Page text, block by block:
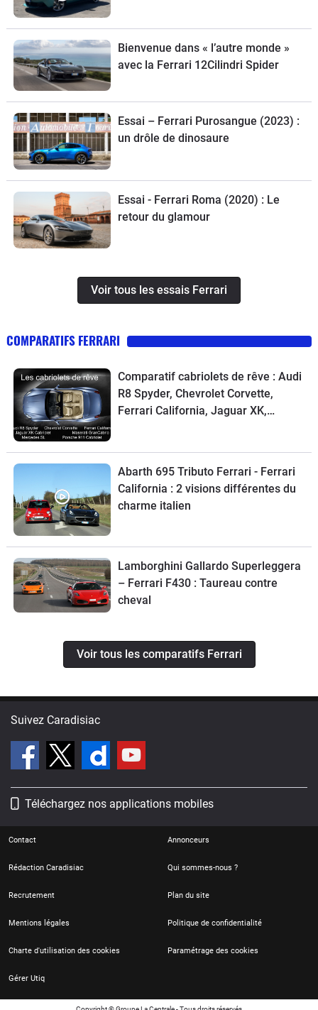
Bienvenue dans « l’autre monde »
avec la Ferrari 12Cilindri Spider
Essai – Ferrari Purosangue (2023) :
un drôle de dinosaure
Essai - Ferrari Roma (2020) : Le
retour du glamour
Voir tous les essais Ferrari
COMPARATIFS FERRARI
Comparatif cabriolets de rêve : Audi
R8 Spyder, Chevrolet Corvette,
Ferrari California, Jaguar XK,
Abarth 695 Tributo Ferrari - Ferrari
California : 2 visions différentes du
charme italien
Lamborghini Gallardo Superleggera
– Ferrari F430 : Taureau contre
cheval
Voir tous les comparatifs Ferrari
Suivez Caradisiac
Téléchargez nos applications mobiles
Contact Annonceurs
Rédaction Caradisiac Qui sommes-nous ?
Recrutement Plan du site
Mentions légales Politique de confidentialité
Charte d'utilisation des cookies Paramétrage des cookies
Gérer Utiq